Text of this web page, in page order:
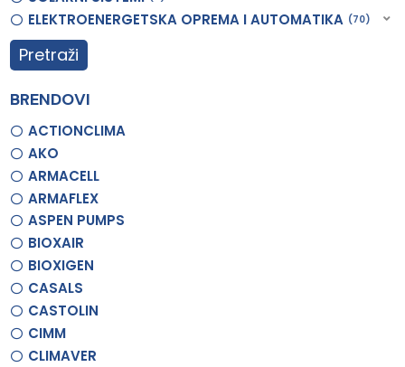
ELEKTROENERGETSKA OPREMA I AUTOMATIKA 70
Pretraži
BRENDOVI
ACTIONCLIMA
AKO
ARMACELL
ARMAFLEX
ASPEN PUMPS
BIOXAIR
BIOXIGEN
CASALS
CASTOLIN
CIMM
CLIMAVER